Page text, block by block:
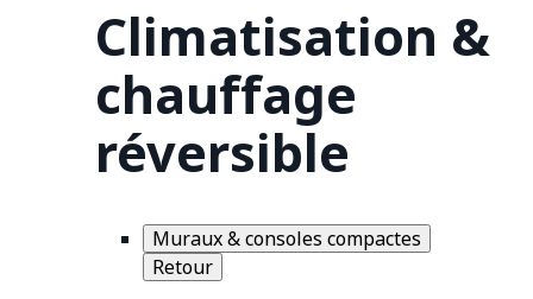
Climatisation &
chauffage
réversible
Muraux & consoles compactes
Retour